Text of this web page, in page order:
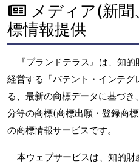
メディア(新
標情報提供
『ブランドテラス』は、知
経営する「パテント・インテ
る、最新の商標データに基づ
分等の商標(商標出願・登録商
の商標情報サービスです。
本ウェブサービスは、知的財